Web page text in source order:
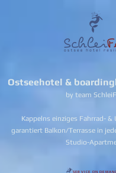
Ostseehotel &
by team
Kappelns einziges Fahrrad-
garantiert Balkon/Terrasse in
Studio-
SERVICE ON